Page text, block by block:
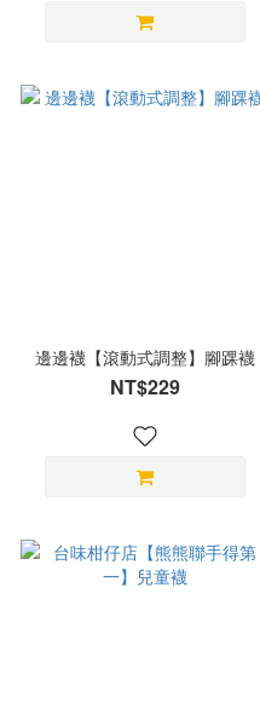
邊邊襪【滾動式調整】腳踝襪
NT$229